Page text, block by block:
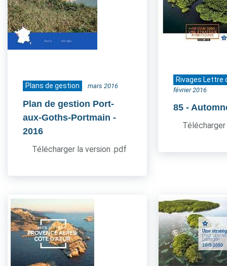
Plans de gestion mars 2016
Plan de gestion Port-
aux-Goths-Portmain -
2016
Télécharger la version .pdf
Rivages Lettre
février 2016
85 -